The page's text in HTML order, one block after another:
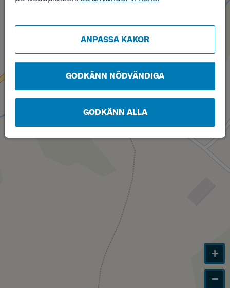
ANPASSA KAKOR
GODKÄNN NÖDVÄNDIGA
GODKÄNN ALLA
A
+
−